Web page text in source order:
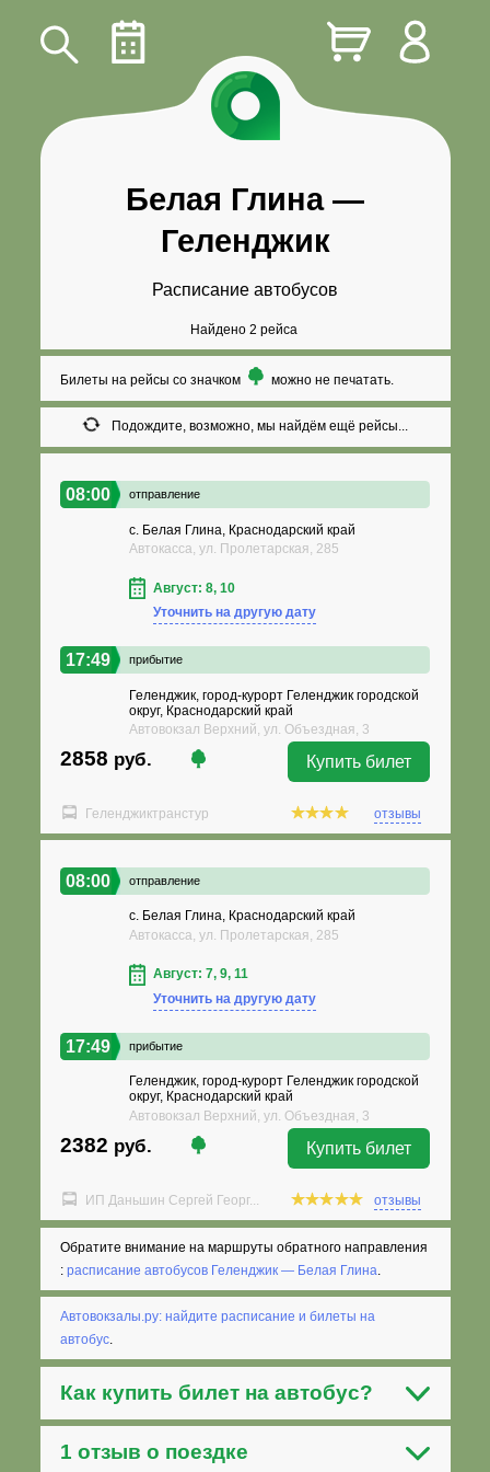
Белая Глина—
Геленджик
Расписание автобусов
Найдено 2 рейса
Билеты на рейсы со значком можно не печатать.
Подождите, возможно, мы найдём ещё рейсы...
08:00 отправление
с. Белая Глина, Краснодарский край
Автокасса, ул. Пролетарская, 285
Август: 8, 10
Уточнить на другую дату
17:49 прибытие
Геленджик, город-курорт Геленджик городской
округ, Краснодарский край
Автовокзал Верхний, ул. Объездная, 3
2858 руб. Купить билет
Геленджиктранстур отзывы
08:00 отправление
с. Белая Глина, Краснодарский край
Автокасса, ул. Пролетарская, 285
Август: 7, 9, 11
Уточнить на другую дату
17:49 прибытие
Геленджик, город-курорт Геленджик городской
округ, Краснодарский край
Автовокзал Верхний, ул. Объездная, 3
2382 руб. Купить билет
ИП Даньшин Сергей Георг... отзывы
Обратите внимание на маршруты обратного направления
:расписание автобусов Геленджик — Белая Глина
Автовокзалы.ру: найдите расписание и билеты на
автобус
Как купить билет на автобус?
1 отзыв о поездке